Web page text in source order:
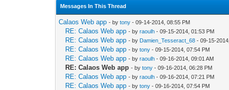
Messages In This Thread
Calaos Web app - bytony - 09-14-2014, 08:55 PM
RE: Calaos Web app - byraoulh - 09-15-2014, 01:53 PM
RE: Calaos Web app - by Damien_Tesseract_68 - 09-15-
RE: Calaos Web app - bytony - 09-15-2014, 07:54 PM
RE: Calaos Web app - byraoulh - 09-16-2014, 09:01 AM
RE: Calaos Web app - bytony - 09-16-2014, 06:28 PM
RE: Calaos Web app - byraoulh - 09-16-2014, 07:21 PM
RE: Calaos Web app - bytony - 09-16-2014, 07:54 PM